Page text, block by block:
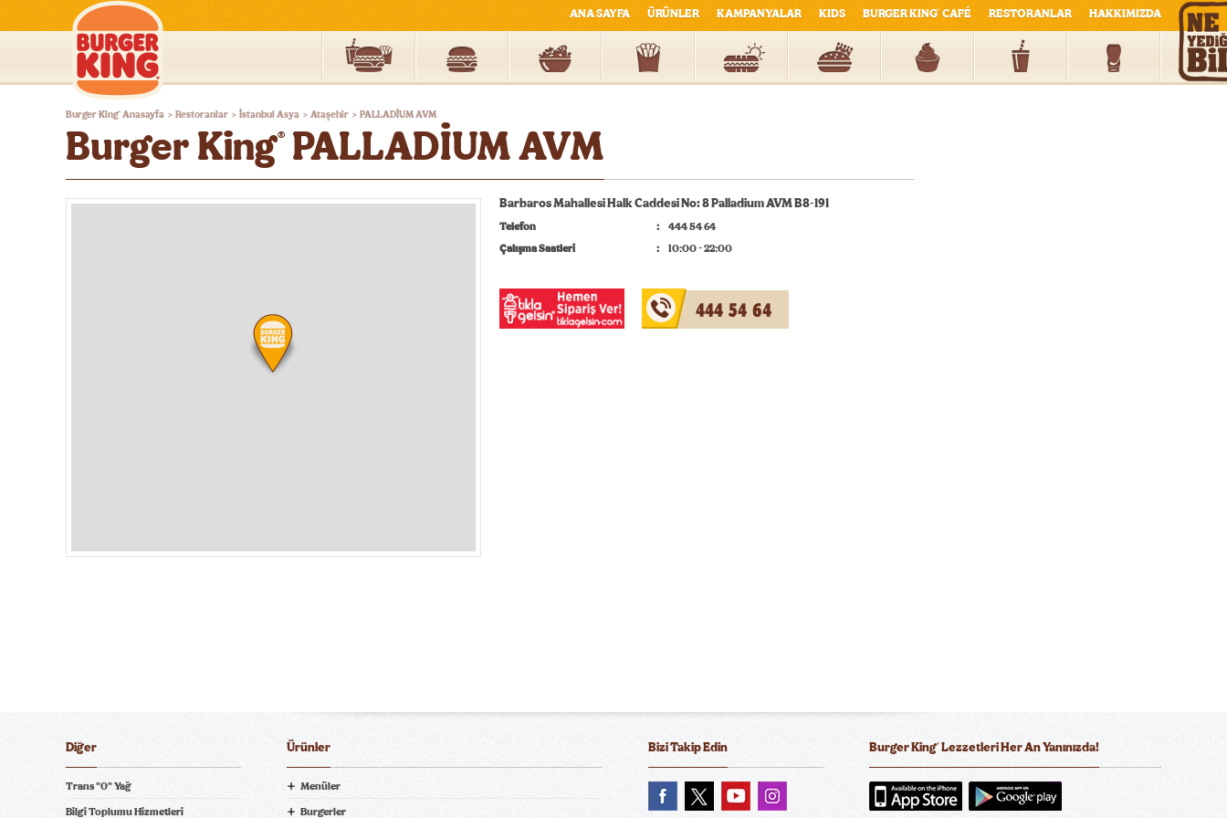
Burger
Türkiye
ANA SAYFA ÜRÜNLER KAMPANYALAR KIDS BURGER KING® CAFÉ RESTORANLAR HAKKIMIZDA
Burger King® Anasayfa > Restoranlar > İstanbul Asya > Ataşehir > PALLADİUM AVM
Burger King® PALLADİUM AVM
Barbaros Mahallesi Halk Caddesi No: 8 Palladium AVM B8-191
Telefon
444 54 64
Çalışma Saatleri
10:00 - 22:00
444 54 64
Burger King® Lezzetleri Her An Yanınızda!
Bizi Takip Edin
Ürünler
Menüler
Burgerler
Diğer
Trans "0" Yağ
Bilgi Toplumu Hizmetleri